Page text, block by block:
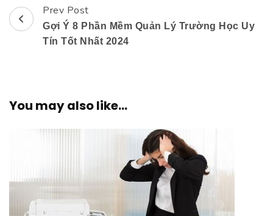
Post
Navigation
Prev Post
Gợi Ý 8 Phần Mềm Quản Lý Trường Học Uy
Tín Tốt Nhất 2024
You may also like...